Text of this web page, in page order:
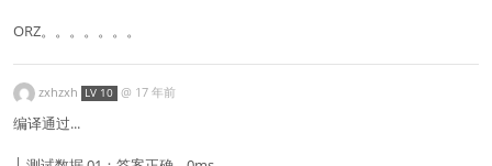
ORZ。。。。。。。
zxhzxh LV 10 @ 17 年前
编译通过...